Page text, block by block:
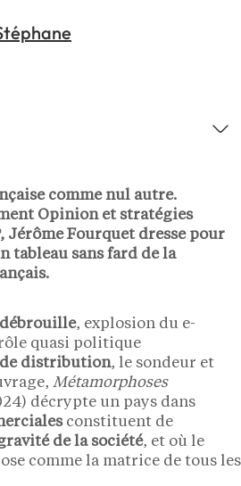
comme nul autre.
Opinion et stratégies
Jérôme Fourquet dresse pour
tableau sans fard de la
, explosion du e-
quasi politique
distribution, le sondeur et
Métamorphoses
décrypte un pays dans
constituent de
de la société, et où le
comme la matrice de tous les